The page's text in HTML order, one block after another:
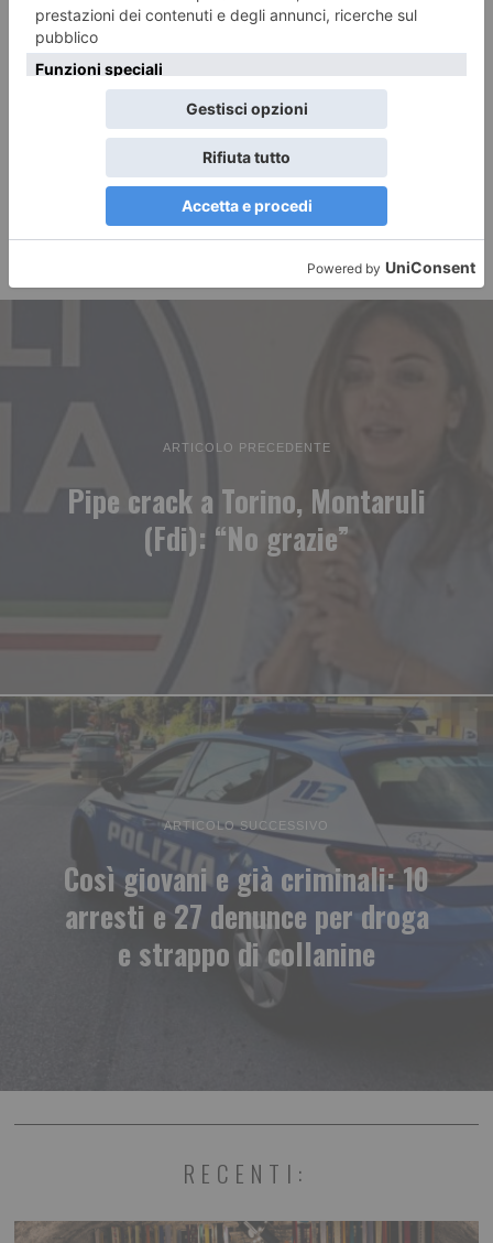
ARTICOLO PRECEDENTE
Pipe crack a Torino, Montaruli
(Fdi): “No grazie”
ARTICOLO SUCCESSIVO
Così giovani e già criminali: 10
arresti e 27 denunce per droga
e strappo di collanine
RECENTI: